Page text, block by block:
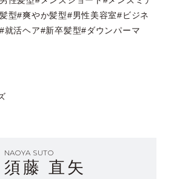
型#爽やか髪型#男性美容室#ビジネ
就活ヘア#新卒髪型#ダウンパーマ
NAOYA SUTO
須藤 直矢